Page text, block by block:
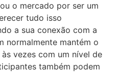
o mercado por ser um
tudo isso
a sua conexão com a
normalmente mantém o
vezes com um nível de
também podem